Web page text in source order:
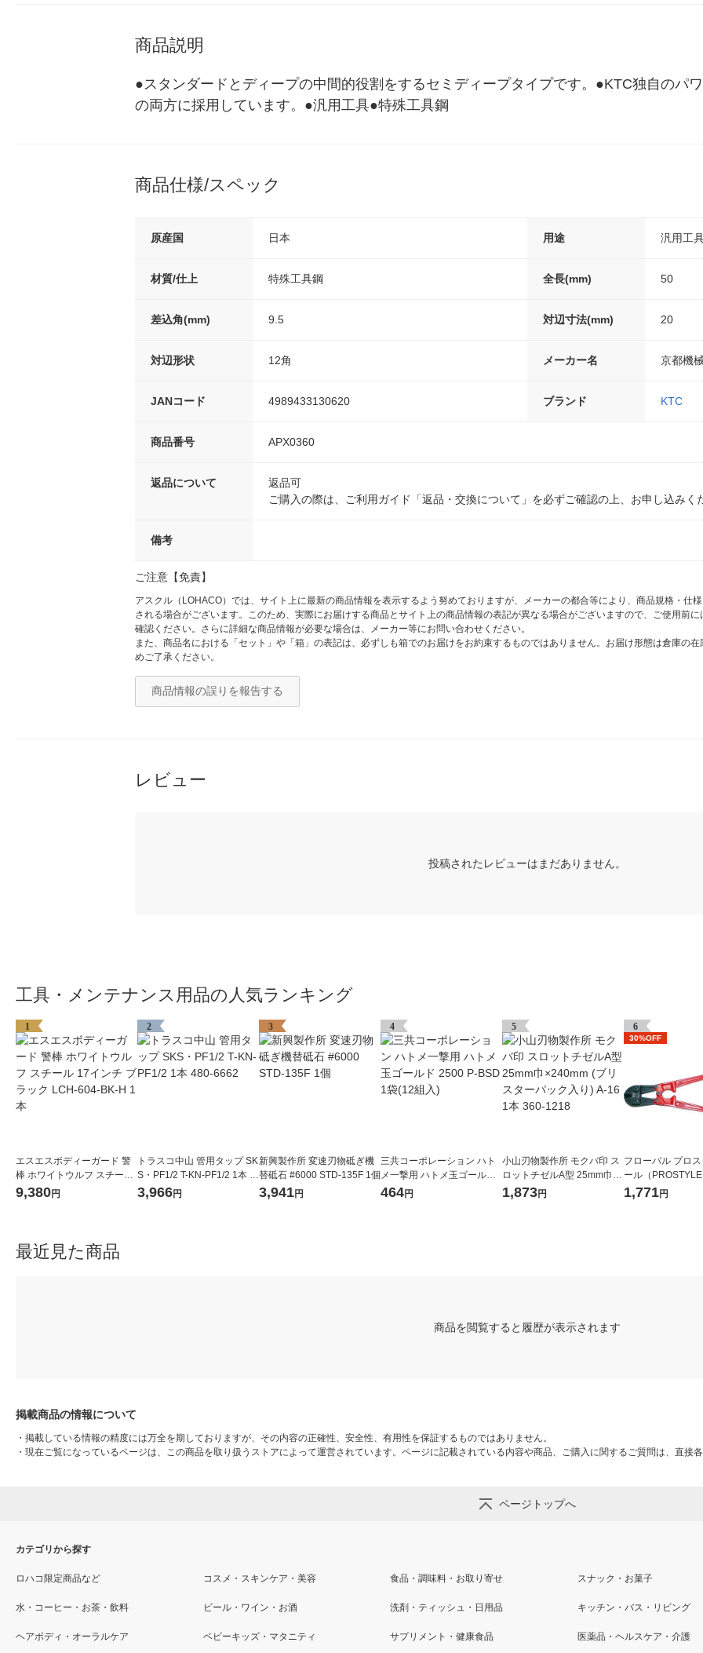
商品説明
●スタンダードとディープの中間的役割をするセミディープタイプです。●KTC独自のパ
の両方に採用しています。●汎用工具●特殊工具鋼
商品仕様/スペック
原産国 日本 用途 汎用工
材質/仕上 特殊工具鋼 全長(mm) 50
差込角(mm) 9.5 対辺寸法(mm) 20
対辺形状 12角 メーカー名 京都機
JANコード 4989433130620 ブランド KTC
商品番号 APX0360
返品について
返品可
ご購入の際は、ご利用ガイド「返品・交換について」を必ずご確認の上、お申し込みく
備考
ご注意【免責】
アスクル（LOHACO）では、サイト上に最新の商品情報を表示するよう努めておりますが、メーカーの都合等により、商品規格・仕
される場合がございます。このため、実際にお届けする商品とサイト上の商品情報の表記が異なる場合がございますので、ご使用前
確認ください。さらに詳細な商品情報が必要な場合は、メーカー等にお問い合わせください。
また、商品名における「セット」や「箱」の表記は、必ずしも箱でのお届けをお約束するものではありません。お届け形態は倉庫の
めご了承ください。
商品情報の誤りを報告する
レビュー
投稿されたレビューはまだありません。
工具・メンテナンス用品の人気ランキング
1
エスエスボディーガード 警
棒 ホワイトウルフ スチール
17インチ ブラック LCH-604
9,380円
2
トラスコ中山 管用タップ SK
S・PF1/2 T-KN-PF1/2 1本 4
80-6662
3,966円
3
新興製作所 変速刃物砥ぎ機
替砥石 #6000 STD-135F 1個
3,941円
4
三共コーポレーション ハト
メ一撃用 ハトメ玉ゴールド
2500 P-BSD 1袋(12組入)
464円
5
小山刃物製作所 モクバ印 ス
ロットチゼルA型 25mm巾×2
40mm (ブリスターパック入
1,873円
6
30%OFF
フローバル プロ
ール（
ボルトクリッパー
1,771円
最近見た商品
商品を閲覧すると履歴が表示されます
掲載商品の情報について
・ 掲載している情報の精度には万全を期しておりますが、その内容の正確性、安全性、有用性を保証するものではありません。
・ 現在ご覧になっているページは、この商品を取り扱うストアによって運営されています。ページに記載されている内容や商品、ご購入に関するご質問は、直接
ページトップへ
カテゴリから探す
ロハコ限定商品など コスメ・スキンケア・美容 食品・調味料・お取り寄せ スナック・お菓子
水・コーヒー・お茶・飲料 ビール・ワイン・お酒 洗剤・ティッシュ・日用品 キッチン・バス・リビング
ヘアボディ・オーラルケア ベビーキッズ・マタニティ サプリメント・健康食品 医薬品・ヘルスケア・介護